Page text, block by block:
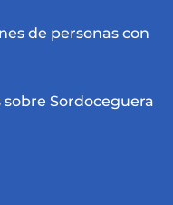
de personas con
Sordoceguera